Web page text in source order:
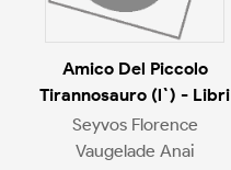
Amico Del Piccolo
Tirannosauro (l`) - Libri
Seyvos Florence
Vaugelade Anai